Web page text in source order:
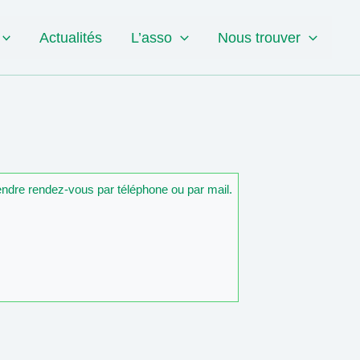
Actualités L’asso Nous trouver
rendez-vous par téléphone ou par mail.